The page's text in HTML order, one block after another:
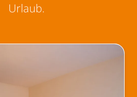
Urlaub.